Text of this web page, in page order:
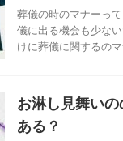
葬儀の時のマナーっ
儀に出る機会も少な
けに葬儀に関するの
お淋し見舞い
ある？